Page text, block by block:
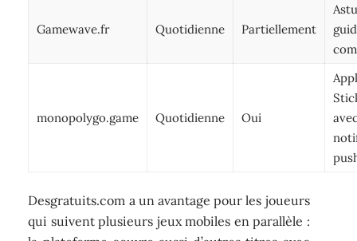
Gamewave.fr Quotidienne Partiellement
monopolygo.game Quotidienne Oui
Desgratuits.com a un avantage pour les joueurs
qui suivent plusieurs jeux mobiles en parallèle :